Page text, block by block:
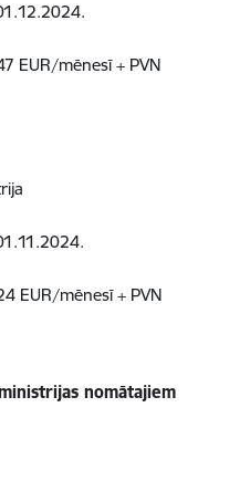
.
EUR/mēnesī + PVN
.
EUR/mēnesī + PVN
nomātajiem